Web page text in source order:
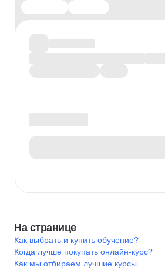
На странице
Как выбрать и купить обучение?
Когда лучше покупать онлайн-курс?
Как мы отбираем лучшие курсы